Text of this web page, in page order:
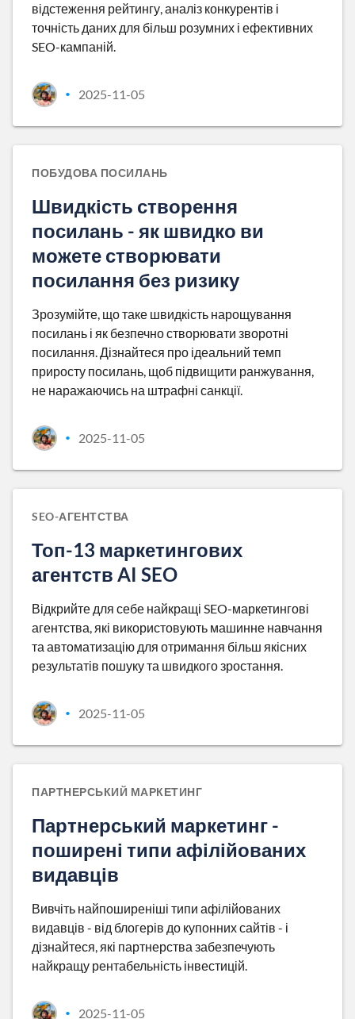
відстеження рейтингу, аналіз конкурентів і
точність даних для більш розумних і ефективних
SEO-кампаній.
• 2025-11-05
ПОБУДОВА ПОСИЛАНЬ
Швидкість створення
посилань - як швидко ви
можете створювати
посилання без ризику
Зрозумійте, що таке швидкість нарощування
посилань і як безпечно створювати зворотні
посилання. Дізнайтеся про ідеальний темп
приросту посилань, щоб підвищити ранжування,
не наражаючись на штрафні санкції.
• 2025-11-05
SEO-АГЕНТСТВА
Топ-13 маркетингових
агентств AI SEO
Відкрийте для себе найкращі SEO-маркетингові
агентства, які використовують машинне навчання
та автоматизацію для отримання більш якісних
результатів пошуку та швидкого зростання.
• 2025-11-05
ПАРТНЕРСЬКИЙ МАРКЕТИНГ
Партнерський маркетинг -
поширені типи афілійованих
видавців
Вивчіть найпоширеніші типи афілійованих
видавців - від блогерів до купонних сайтів - і
дізнайтеся, які партнерства забезпечують
найкращу рентабельність інвестицій.
• 2025-11-05